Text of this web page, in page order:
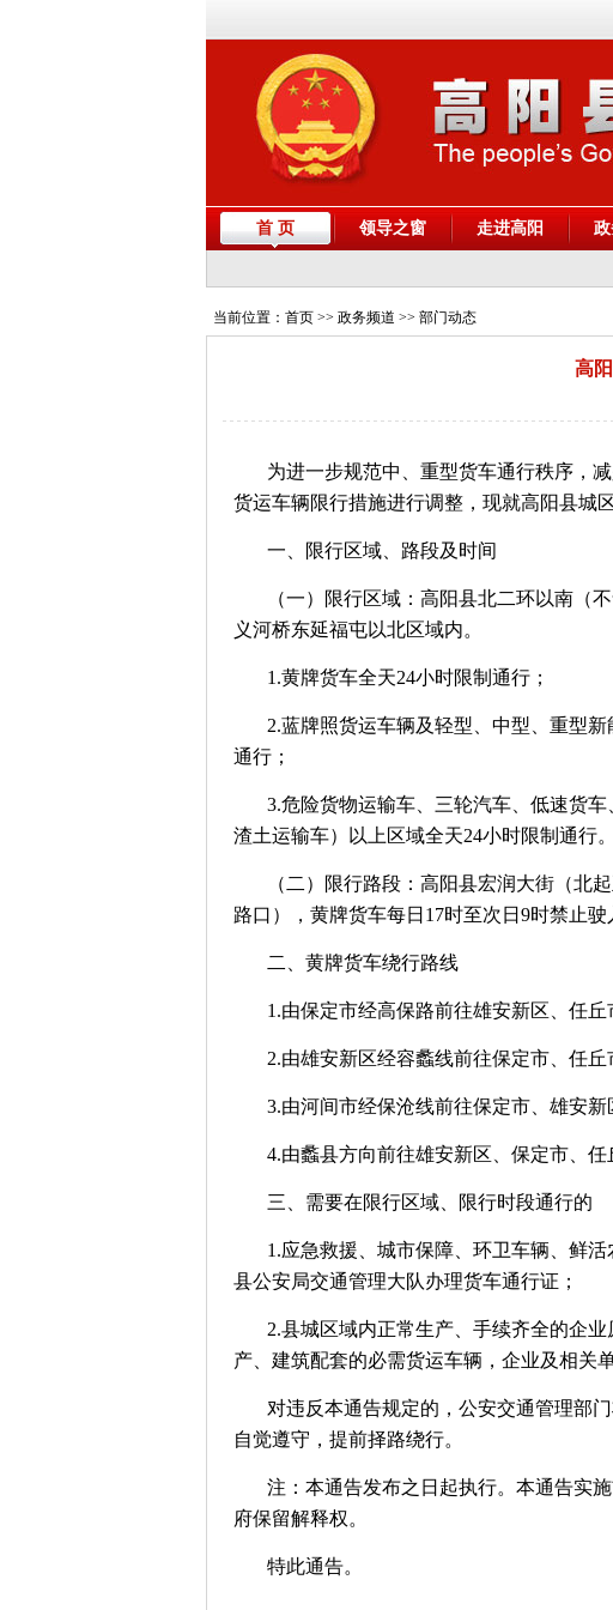
首 页 领导之窗 走进高阳
当前位置： 首页 >> 政务频道 >> 部门动态
高
为进一步规范中、重型货车通行秩序，
货运车辆限行措施进行调整，现就高阳县城
一、限行区域、路段及时间
（一）限行区域：高阳县北二环以南（
义河桥东延福屯以北区域内。
1.黄牌货车全天24小时限制通行；
2.蓝牌照货运车辆及轻型、中型、重型新
通行；
3.危险货物运输车、三轮汽车、低速货
渣土运输车）以上区域全天24小时限制通行。
（二）限行路段：高阳县宏润大街（北
路口），黄牌货车每日17时至次日9时禁止驶
二、黄牌货车绕行路线
1.由保定市经高保路前往雄安新区、任
2.由雄安新区经容蠡线前往保定市、任
3.由河间市经保沧线前往保定市、雄安
4.由蠡县方向前往雄安新区、保定市、
三、需要在限行区域、限行时段通行的
1.应急救援、城市保障、环卫车辆、鲜
县公安局交通管理大队办理货车通行证；
2.县城区域内正常生产、手续齐全的企
产、建筑配套的必需货运车辆，企业及相关
对违反本通告规定的，公安交通管理部
自觉遵守，提前择路绕行。
注：本通告发布之日起执行。本通告实
府保留解释权。
特此通告。